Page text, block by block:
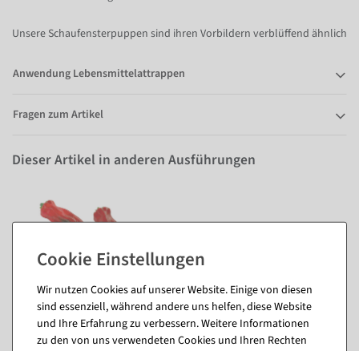
Unsere Schaufensterpuppen sind ihren Vorbildern verblüffend ähnlich
Anwendung Lebensmittelattrappen
Fragen zum Artikel
Dieser Artikel in anderen Ausführungen
Wir nutzen Cookies auf unserer Website. Einige von diesen
sind essenziell, während andere uns helfen, diese Website
und Ihre Erfahrung zu verbessern. Weitere Informationen
zu den von uns verwendeten Cookies und Ihren Rechten